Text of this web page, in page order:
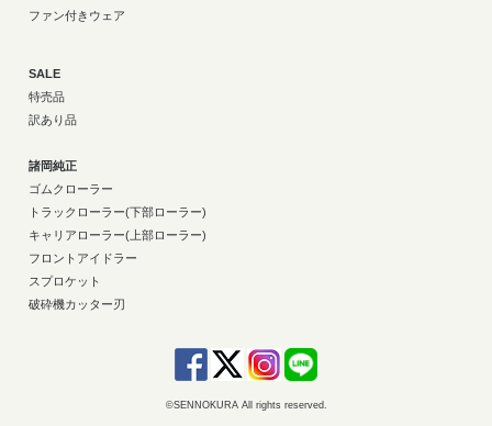
ファン付きウェア
SALE
特売品
訳あり品
諸岡純正
ゴムクローラー
トラックローラー(下部ローラー)
キャリアローラー(上部ローラー)
フロントアイドラー
スプロケット
破砕機カッター刃
©SENNOKURA All rights reserved.